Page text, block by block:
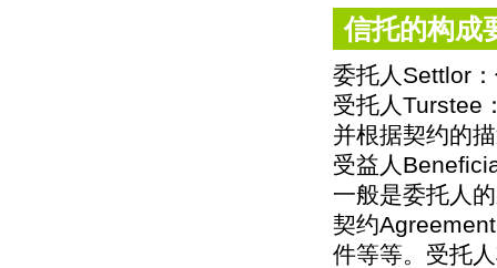
信托的构成
委托人Settlor
受托人Turstee
并根据契约的
受益人
一般是委托人
契约
件等等。受托